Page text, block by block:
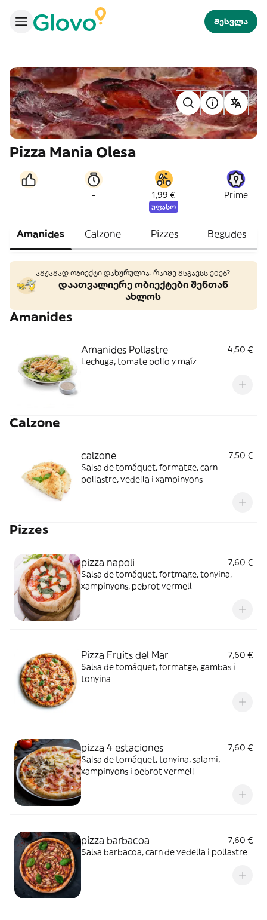
შესვლა
Pizza Mania Olesa
-- - 1,99 €
უფასო
Prime
Amanides Calzone Pizzes Begudes
ამჟამად ობიექტი დახურულია. რაიმე მსგავსს ეძებ?
დაათვალიერე ობიექტები შენთან
ახლოს
Amanides
Amanides Pollastre
4,50 €
Lechuga, tomate pollo y maíz
Calzone
calzone
7,50 €
Salsa de tomáquet, formatge, carn
pollastre, vedella i xampinyons
Pizzes
pizza napoli
7,60 €
Salsa de tomáquet, fortmage, tonyina,
xampinyons, pebrot vermell
Pizza Fruits del Mar
7,60 €
Salsa de tomáquet, formatge, gambas i
tonyina
pizza 4 estaciones
7,60 €
Salsa de tomáquet, tonyina, salami,
xampinyons i pebrot vermell
pizza barbacoa
7,60 €
Salsa barbacoa, carn de vedella i pollastre